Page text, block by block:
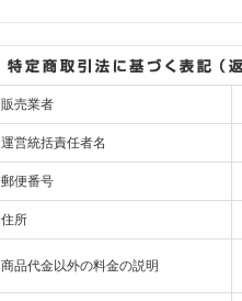
販売業者
運営統括責任者名
郵便番号
住所
商品代金以外の料金の説明